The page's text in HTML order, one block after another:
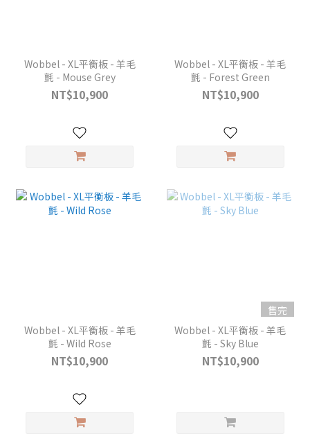
Wobbel - XL平衡板 - 羊毛
氈 - Mouse Grey
NT$10,900
Wobbel - XL平衡板 - 羊毛
氈 - Forest Green
NT$10,900
Wobbel - XL平衡板 - 羊毛
氈 - Wild Rose
NT$10,900
售完
Wobbel - XL平衡板 - 羊毛
氈 - Sky Blue
NT$10,900